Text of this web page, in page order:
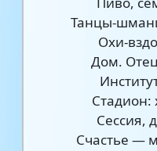
Танцы-
Охи-
Дом.
Стадион:
Сессия,
Счастье —